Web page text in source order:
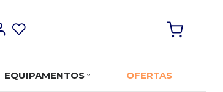
EQUIPAMENTOS OFERTAS